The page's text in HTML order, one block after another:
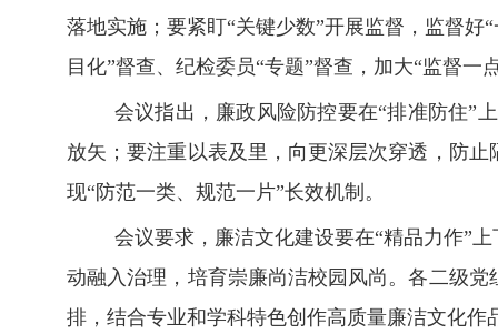
落地实施；要紧盯“关键少数”开展监督，监督
目化”督查、纪检委员“专题”督查，加大“监督一
会议指出，廉政风险防控要在“排准防住”
放矢；要注重以表及里，向更深层次穿透，防
现“防范一类、规范一片”长效机制。
会议要求，廉洁文化建设要在“精品力作”
动融入治理，培育崇廉尚洁校园风尚。各二级
排，结合专业和学科特色创作高质量廉洁文化